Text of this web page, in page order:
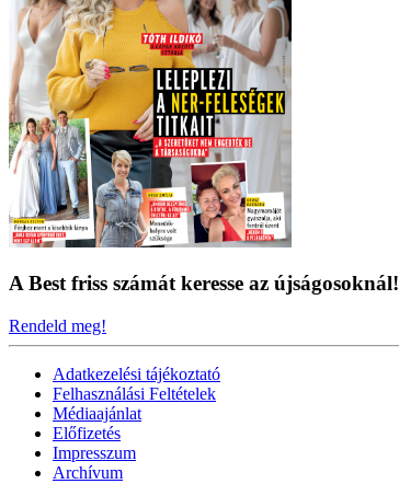
A Best friss számát keresse az újságosoknál!
Rendeld meg!
Adatkezelési tájékoztató
Felhasználási Feltételek
Médiaajánlat
Előfizetés
Impresszum
Archívum